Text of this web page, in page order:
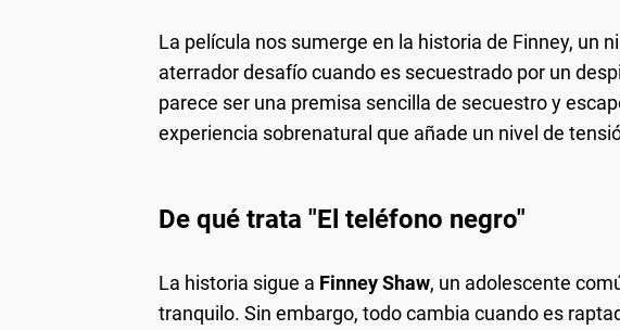
La película nos sumerge en la historia de Finney, un
aterrador desafío cuando es secuestrado por un
parece ser una premisa sencilla de secuestro y
experiencia sobrenatural que añade un nivel de
De qué trata "El teléfono negro"
La historia sigue a Finney Shaw, un adolescente
tranquilo. Sin embargo, todo cambia cuando es